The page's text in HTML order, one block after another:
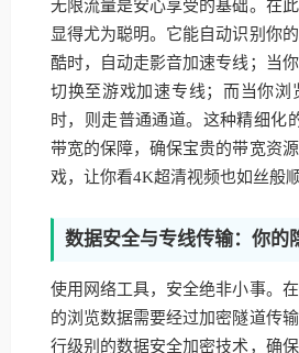
无限流量是安心享受的基础。在
显得尤为聪明。它能自动识别你
酷时，自动走影音加速专线；当
切换至游戏加速专线；而当你浏
时，则走普通通道。这种精细化
带宽的保障，确保宝贵的带宽资
戏，让你看4K超清视频也如丝般顺
数据安全与专线传输：你的
使用网络工具，安全绝非小事。
的浏览数据需要经过加密隧道传
行级别的数据安全加密技术，确